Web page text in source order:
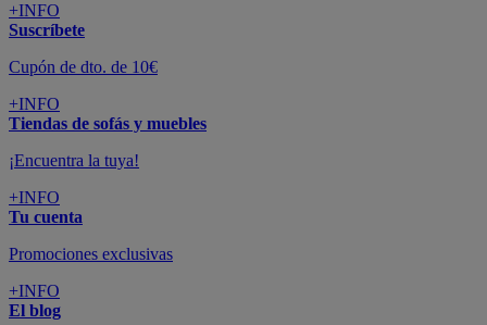
+INFO
Suscríbete
Cupón de dto. de 10€
+INFO
Tiendas de sofás y muebles
¡Encuentra la tuya!
+INFO
Tu cuenta
Promociones exclusivas
+INFO
El blog